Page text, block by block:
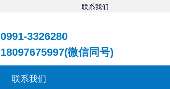
联系我们
0991-3326280
18097675997(微信同号)
联系我们